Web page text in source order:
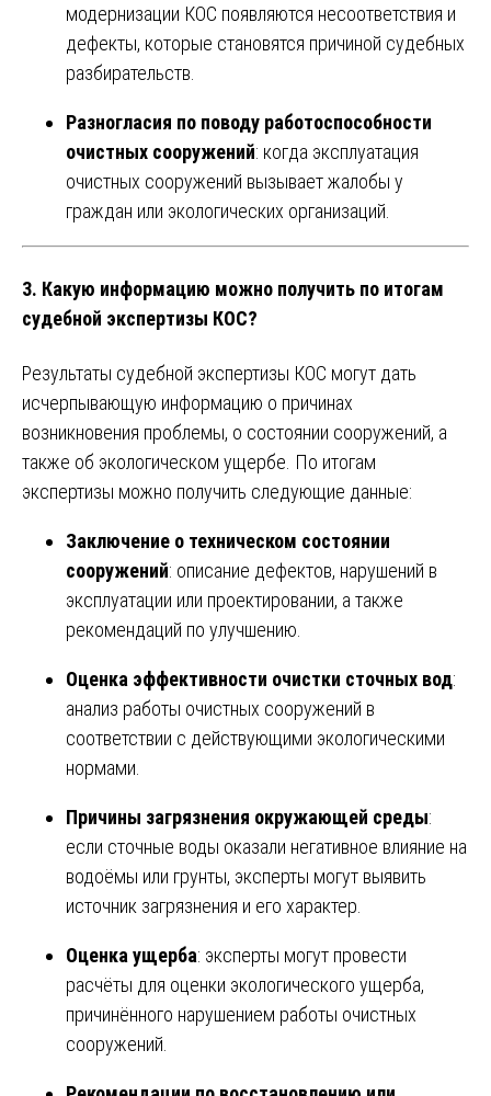
модернизации КОС появляются несоответствия и
дефекты, которые становятся причиной судебных
разбирательств.
Разногласия по поводу работоспособности
очистных сооружений: когда эксплуатация
очистных сооружений вызывает жалобы у
граждан или экологических организаций.
3. Какую информацию можно получить по итогам
судебной экспертизы КОС?
Результаты судебной экспертизы КОС могут дать
исчерпывающую информацию о причинах
возникновения проблемы, о состоянии сооружений, а
также об экологическом ущербе. По итогам
экспертизы можно получить следующие данные:
Заключение о техническом состоянии
сооружений: описание дефектов, нарушений в
эксплуатации или проектировании, а также
рекомендаций по улучшению.
Оценка эффективности очистки сточных вод:
анализ работы очистных сооружений в
соответствии с действующими экологическими
нормами.
Причины загрязнения окружающей среды:
если сточные воды оказали негативное влияние на
водоёмы или грунты, эксперты могут выявить
источник загрязнения и его характер.
Оценка ущерба: эксперты могут провести
расчёты для оценки экологического ущерба,
причинённого нарушением работы очистных
сооружений.